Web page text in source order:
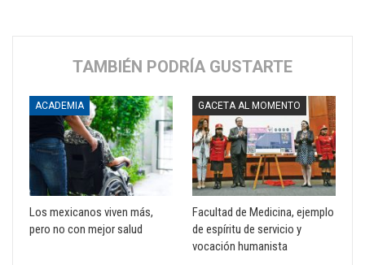
TAMBIÉN PODRÍA GUSTARTE
ACADEMIA
Los mexicanos viven más,
pero no con mejor salud
GACETA AL MOMENTO
Facultad de Medicina, ejemplo
de espíritu de servicio y
vocación humanista